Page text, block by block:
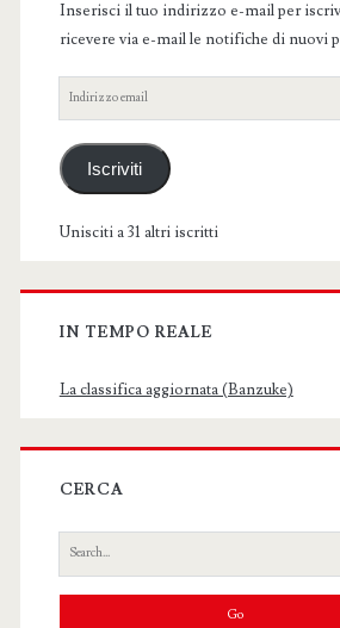
Inserisci il tuo indirizzo e-mail per
ricevere via e-mail le notifiche di nuovi
Indirizzo
email
Iscriviti
Unisciti a 31 altri iscritti
IN TEMPO REALE
La classifica aggiornata (Banzuke)
CERCA
Search
for: